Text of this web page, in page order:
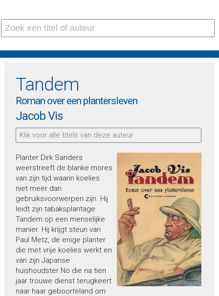
Tandem
Roman over een plantersleven
Jacob Vis
Klik voor alle titels van deze auteur
Planter Dirk Sanders
weerstreeft de blanke mores
van zijn tijd waarin koelies
niet meer dan
gebruiksvoorwerpen zijn. Hij
leidt zijn tabaksplantage
Tandem op een menselijke
manier. Hij krijgt steun van
Paul Metz, de enige planter
die met vrije koelies werkt en
van zijn Japanse
huishoudster No die na tien
jaar trouwe dienst terugkeert
naar haar geboorteland om